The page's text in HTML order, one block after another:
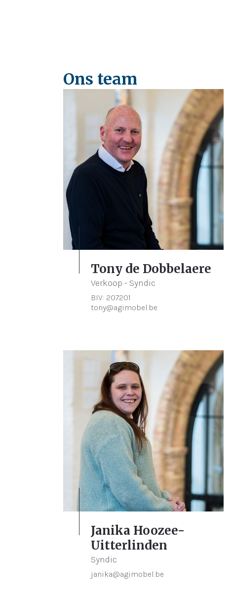
Ons team
Tony de Dobbelaere
Verkoop - Syndic
BIV: 207201
tony@agimobel.be
Janika Hoozee-
Uitterlinden
Syndic
janika@agimobel.be